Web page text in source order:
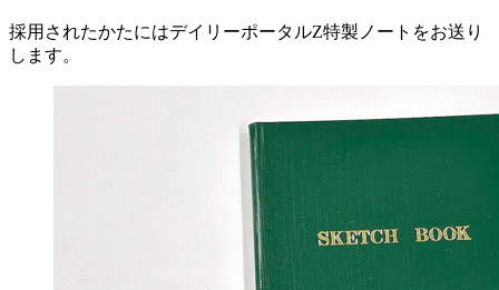
採用されたかたにはデイリーポータルZ特製ノートをお送り
します。